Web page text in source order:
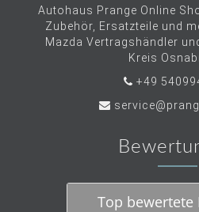
Autohaus Prange Online
Zubehör, Ersatzteile und
Mazda Vertragshändler
Kreis
+49
Top bewertete